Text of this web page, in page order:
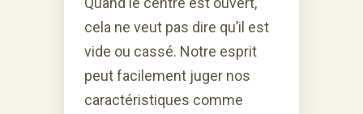
cela ne veut pas dire qu’il est
vide ou cassé. Notre esprit
peut facilement juger nos
caractéristiques comme